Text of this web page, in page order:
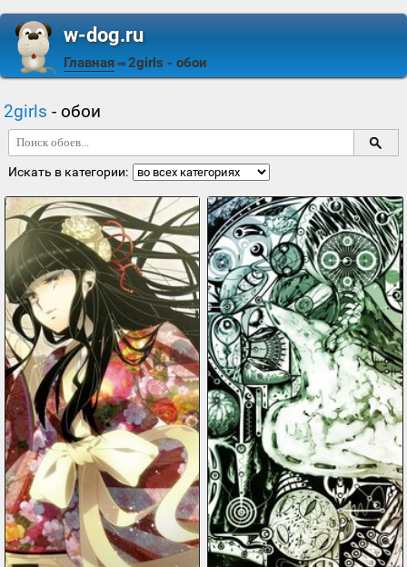
w-dog.ru
Главная ⇒ 2girls - обои
2girls - обои
Искать в категории: